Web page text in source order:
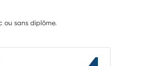
ou sans diplôme.